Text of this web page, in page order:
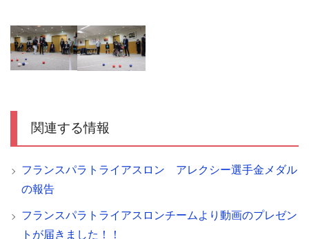
関連する情報
フランスパラトライアスロン アレクシー選手金メダル
の報告
フランスパラトライアスロンチームより動画のプレゼン
トが届きました！！